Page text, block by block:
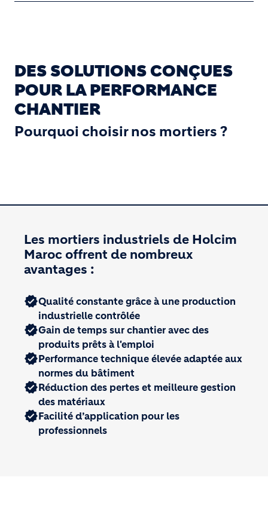
DES SOLUTIONS CONÇUES
POUR LA PERFORMANCE
CHANTIER
Pourquoi choisir nos mortiers ?
Les mortiers industriels de Holcim
Maroc offrent de nombreux
avantages :
verifiedQualité constante grâce à une production
industrielle contrôlée
verifiedGain de temps sur chantier avec des
produits prêts à l'emploi
verifiedPerformance technique élevée adaptée aux
normes du bâtiment
verifiedRéduction des pertes et meilleure gestion
des matériaux
verifiedFacilité d’application pour les
professionnels